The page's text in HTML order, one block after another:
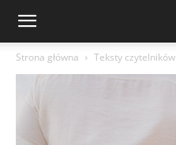
Strona główna Teksty czytelników